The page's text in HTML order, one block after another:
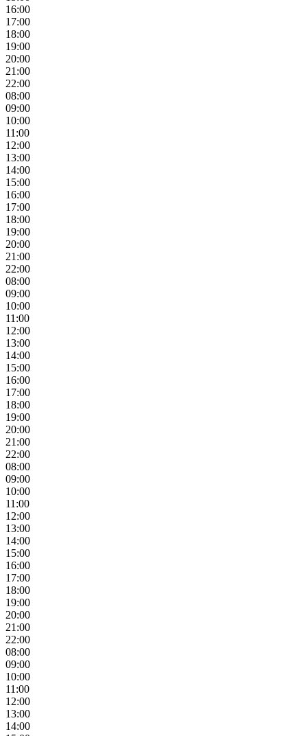
16:00
17:00
18:00
19:00
20:00
21:00
22:00
08:00
09:00
10:00
11:00
12:00
13:00
14:00
15:00
16:00
17:00
18:00
19:00
20:00
21:00
22:00
08:00
09:00
10:00
11:00
12:00
13:00
14:00
15:00
16:00
17:00
18:00
19:00
20:00
21:00
22:00
08:00
09:00
10:00
11:00
12:00
13:00
14:00
15:00
16:00
17:00
18:00
19:00
20:00
21:00
22:00
08:00
09:00
10:00
11:00
12:00
13:00
14:00